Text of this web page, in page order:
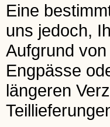
Eine
uns jedoch,
Aufgrund
Engpässe
längeren